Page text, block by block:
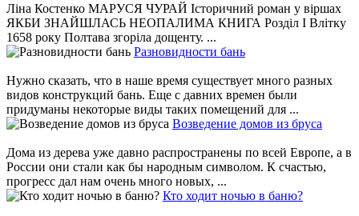
Ліна Костенко МАРУСЯ ЧУРАЙ Історичний роман у віршах
ЯКБИ ЗНАЙШЛАСЬ НЕОПАЛИМА КНИГА Розділ І Влітку
1658 року Полтава згоріла дощенту. ...
Разновидности бань
Нужно сказать, что в наше время существует много разных
видов конструкций бань. Еще с давних времен были
придуманы некоторые виды таких помещений для ...
Возведение домов из бруса
Дома из дерева уже давно распространены по всей Европе, а в
России они стали как бы народным символом. К счастью,
прогресс дал нам очень много новых, ...
Кто ходит ночью в баню?